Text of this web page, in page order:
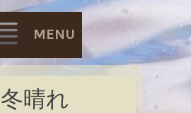
MENU
Skip
冬晴れ